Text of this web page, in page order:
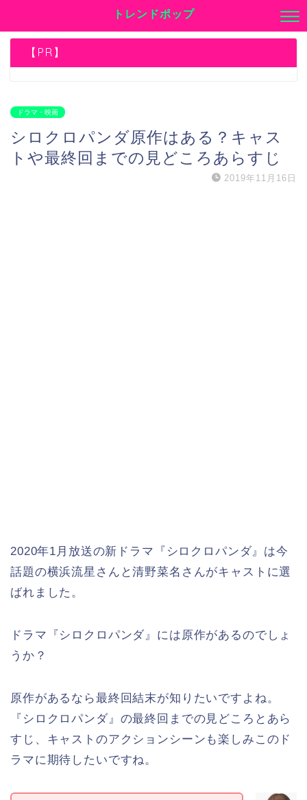
トレンドポップ
【PR】
ドラマ・映画
シロクロパンダ原作はある？キャス
トや最終回までの見どころあらすじ
2019年11月16日
2020年1月放送の新ドラマ『シロクロパンダ』は今
話題の横浜流星さんと清野菜名さんがキャストに選
ばれました。
ドラマ『シロクロパンダ』には原作があるのでしょ
うか？
原作があるなら最終回結末が知りたいですよね。
『シロクロパンダ』の最終回までの見どころとあら
すじ、キャストのアクションシーンも楽しみこのド
ラマに期待したいですね。